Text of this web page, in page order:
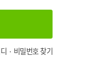
· 비밀번호 찾기